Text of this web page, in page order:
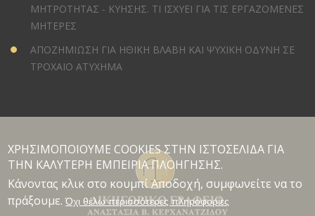
ΜΗΤΡΟΤΗΤΑΣ - ΚΥΗΣΗΣ. ΤΙ ΙΣΧΥΕΙ ΓΙΑ ΤΙΣ ΕΡΓΑΖΟΜΕΝΕΣ
ΜΗΤΕΡΕΣ
ΑΠΟΖΗΜΙΩΣΗ ΓΙΑ ΗΘΙΚΗ ΒΛΑΒΗ ΚΑΙ ΨΥΧΙΚΗ ΟΔΥΝΗ ΣΕ
ΤΡΟΧΑΙΟ ΑΤΥΧΗΜΑ
ΧΡΗΣΙΜΟΠΟΙΟΥΜΕ COOKIES ΣΤΗΝ ΙΣΤΟΣΕΛΙΔΑ ΓΙΑ
ΤΗΝ ΚΑΛΥΤΕΡΗ ΕΜΠΕΙΡΙΑ ΠΛΟΗΓΗΣΗΣ.
Κάνοντας κλικ στο κουμπί Αποδοχή, συμφωνείτε να το
πράξουμε. Όχι θέλω περισσότερες πληροφορίες